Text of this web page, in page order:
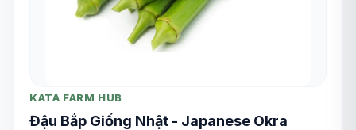
KATA FARM HUB
Đậu Bắp Giống Nhật - Japanese Okra